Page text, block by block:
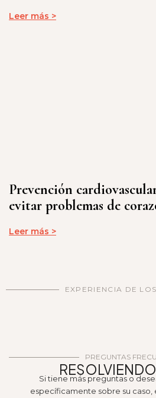
Leer más >
Prevención
evitar problemas de
Leer más >
EXPERIENCIA DE
PREGUNTAS
Si tiene más preguntas o
específicamente sobre su caso,